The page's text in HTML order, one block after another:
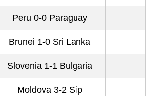
Peru 0-0 Paraguay
Brunei 1-0 Sri Lanka
Slovenia 1-1 Bulgaria
Moldova 3-2 Síp